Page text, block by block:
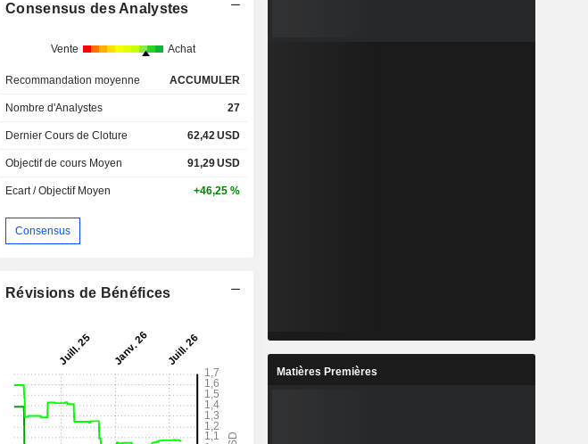
Consensus des Analystes
Vente Achat
Recommandation moyenne ACCUMULER
Nombre d'Analystes 27
Dernier Cours de Cloture 62,42USD
Objectif de cours Moyen 91,29USD
Ecart / Objectif Moyen +46,25 %
Consensus
Révisions de Bénéfices
Matières Premières